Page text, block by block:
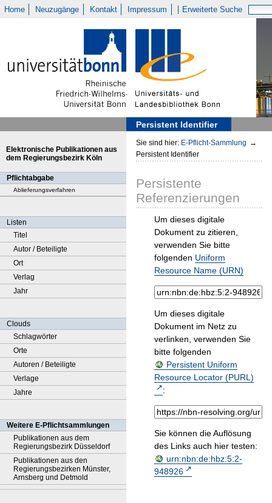
Home Neuzugänge Kontakt Impressum Erweiterte Suche
Persistent Identifier
Elektronische Publikationen aus
dem Regierungsbezirk Köln
Pflichtabgabe
Ablieferungsverfahren
Listen
Titel
Autor / Beteiligte
Ort
Verlag
Jahr
Clouds
Schlagwörter
Orte
Autoren / Beteiligte
Verlage
Jahre
Weitere E-Pflichtsammlungen
Publikationen aus dem
Regierungsbezirk Düsseldorf
Publikationen aus den
Regierungsbezirken Münster,
Arnsberg und Detmold
Sie sind hier: E-Pflicht-Sammlung →
Persistent Identifier
Persistente
Referenzierungen
Um dieses digitale
Dokument zu zitieren,
verwenden Sie bitte
folgenden Uniform
Resource Name (URN)
Um dieses digitale
Dokument im Netz zu
verlinken, verwenden Sie
bitte folgenden
Persistent Uniform
Resource Locator (PURL)
:
Sie können die Auflösung
des Links auch hier testen:
urn:nbn:de:hbz:5:2-
948926